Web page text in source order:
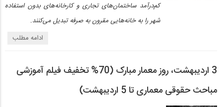
کم‌درآمد ساختمان‌های تجاری و کارخانه‌های بدون استفاده
شهر را به خانه‌هایی مقرون به صرفه تبدیل می‌کنند.
ادامه مطلب
3 اردیبهشت، روز معمار مبارک (70% تخفیف فیلم آموزشی
مباحث حقوقی معماری تا 5 اردیبهشت)